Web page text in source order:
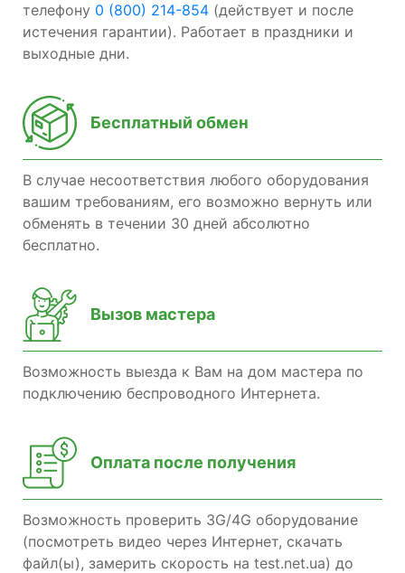
телефону 0 (800) 214-854 (действует и после
истечения гарантии). Работает в праздники и
выходные дни.
Бесплатный обмен
В случае несоответствия любого оборудования
вашим требованиям, его возможно вернуть или
обменять в течении 30 дней абсолютно
бесплатно.
Вызов мастера
Возможность выезда к Вам на дом мастера по
подключению беспроводного Интернета.
Оплата после получения
Возможность проверить 3G/4G оборудование
(посмотреть видео через Интернет, скачать
файл(ы), замерить скорость на test.net.ua) до